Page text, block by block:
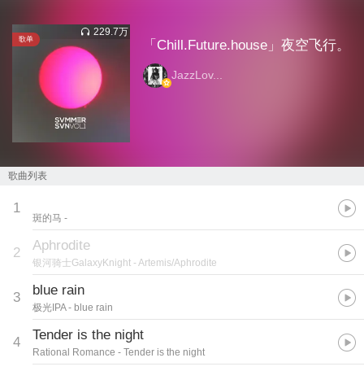
歌单
229.7万
「Chill.Future.house」夜空飞行。
JazzLov...
歌曲列表
1
斑的马 - ‭ ‭ ‭ ‭‭ ‭ ‭ ‭ ‭ ‭‭ ‭
2 Aphrodite
银河骑士GalaxyKnight - Artemis/Aphrodite
3 blue rain
极光IPA- blue rain
4 Tender is the night
Rational Romance - Tender is the night